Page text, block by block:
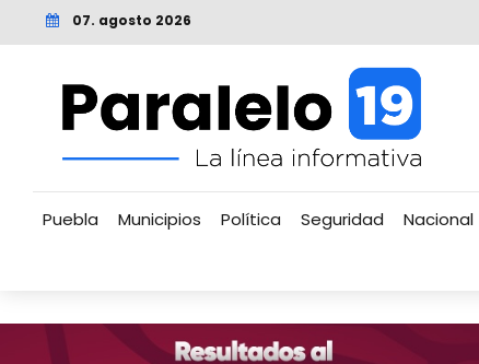
07. agosto 2026
Puebla Municipios Política Seguridad Nacional